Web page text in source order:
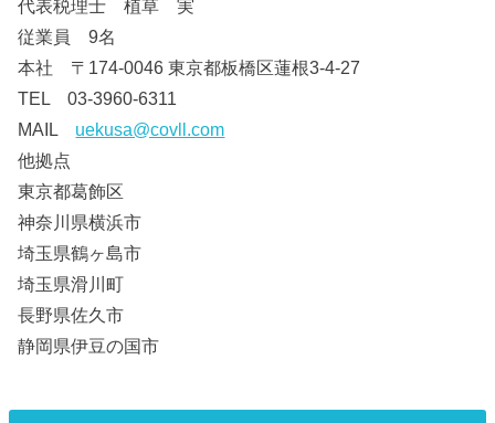
代表税理士 植草 実
従業員 9名
本社 〒174-0046 東京都板橋区蓮根3-4-27
TEL 03-3960-6311
MAIL uekusa@covll.com
他拠点
東京都葛飾区
神奈川県横浜市
埼玉県鶴ヶ島市
埼玉県滑川町
長野県佐久市
静岡県伊豆の国市